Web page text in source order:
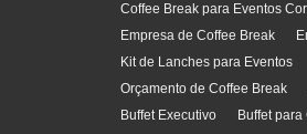
Coffee Break para Eventos
Empresa de Coffee Break
Kit de Lanches para Eventos
Orçamento de Coffee Break
Buffet Executivo
Buffet